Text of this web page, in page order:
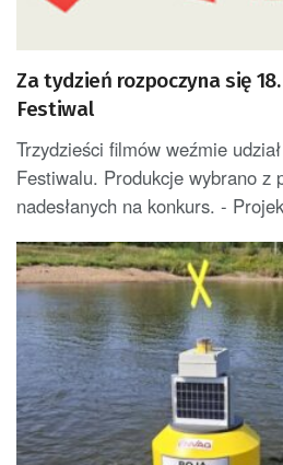
Za tydzień rozpoczyna się
Festiwal
Trzydzieści filmów weźmie
Festiwalu. Produkcje wybrano z
nadesłanych na konkurs. -